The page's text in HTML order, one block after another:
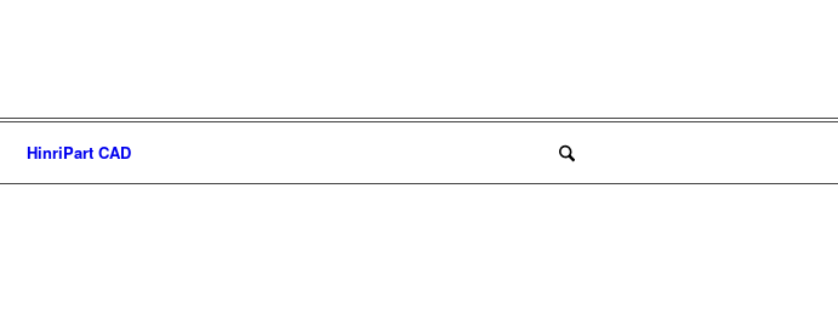
HinriPart CAD